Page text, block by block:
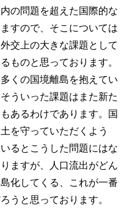
の問題を超えた国際的な
すので、そこについては
交上の大きな課題として
ものと思っております。
くの国境離島を抱えてい
ういった課題はまた新た
あるわけであります。国
を守っていただくよう
るとこうした問題にはな
ますが、人口流出がどん
化してくる、これが一番
うと思っております。